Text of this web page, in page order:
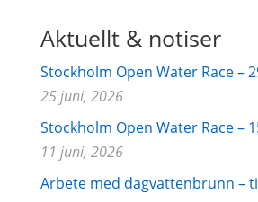
Aktuellt & notiser
Stockholm Open Water Race –
25 juni, 2026
Stockholm Open Water Race –
11 juni, 2026
Arbete med dagvattenbrunn –